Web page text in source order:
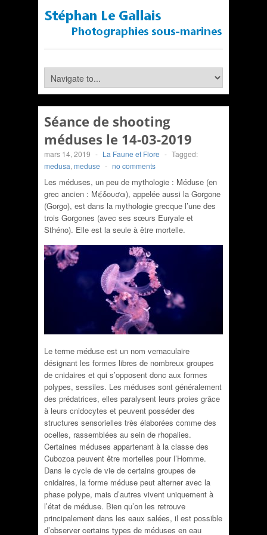
Séance de shooting
méduses le 14-03-2019
mars 14, 2019 - La Faune et Flore - Tagged:
medusa, meduse - no comments
Les méduses, un peu de mythologie : Méduse (en
grec ancien : Μέδουσα), appelée aussi la Gorgone
(Gorgo), est dans la mythologie grecque l’une des
trois Gorgones (avec ses sœurs Euryale et
Sthéno). Elle est la seule à être mortelle.
Le terme méduse est un nom vernaculaire
désignant les formes libres de nombreux groupes
de cnidaires et qui s’opposent donc aux formes
polypes, sessiles. Les méduses sont généralement
des prédatrices, elles paralysent leurs proies grâce
à leurs cnidocytes et peuvent posséder des
structures sensorielles très élaborées comme des
ocelles, rassemblées au sein de rhopalies.
Certaines méduses appartenant à la classe des
Cubozoa peuvent être mortelles pour l’Homme.
Dans le cycle de vie de certains groupes de
cnidaires, la forme méduse peut alterner avec la
phase polype, mais d’autres vivent uniquement à
l’état de méduse. Bien qu’on les retrouve
principalement dans les eaux salées, il est possible
d’observer certains types de méduses en eau